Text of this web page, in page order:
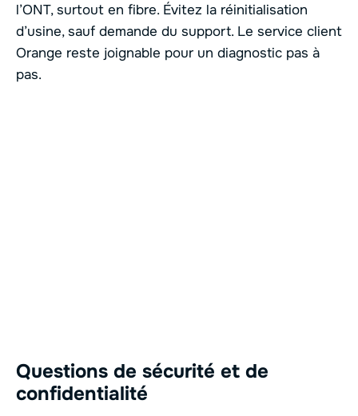
l’ONT, surtout en fibre. Évitez la réinitialisation
d’usine, sauf demande du support. Le service client
Orange reste joignable pour un diagnostic pas à
pas.
Questions de sécurité et de
confidentialité